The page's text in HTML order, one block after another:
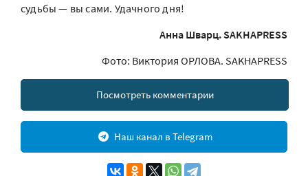
судьбы — вы сами. Удачного дня!
Анна Шварц. SAKHAPRESS
Фото: Виктория ОРЛОВА. SAKHAPRESS
Посмотреть комментарии
Наш канал в Telegram